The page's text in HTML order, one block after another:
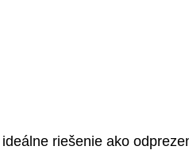
riešenie ako